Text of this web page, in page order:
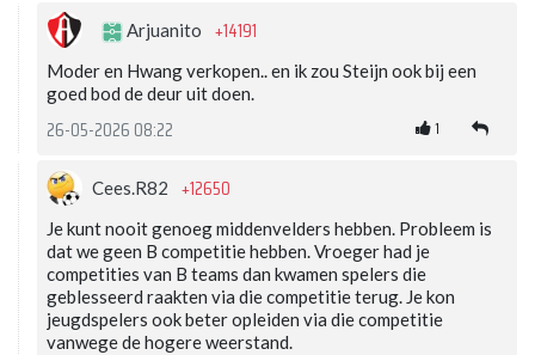
Arjuanito +14191
Moder en Hwang verkopen.. en ik zou Steijn ook bij een
goed bod de deur uit doen.
26-05-2026 08:22 1
Cees.R82 +12650
Je kunt nooit genoeg middenvelders hebben. Probleem is
dat we geen B competitie hebben. Vroeger had je
competities van B teams dan kwamen spelers die
geblesseerd raakten via die competitie terug. Je kon
jeugdspelers ook beter opleiden via die competitie
vanwege de hogere weerstand.